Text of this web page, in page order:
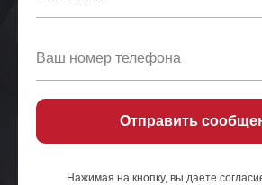
Отправить
Нажимая на кнопку, вы даете